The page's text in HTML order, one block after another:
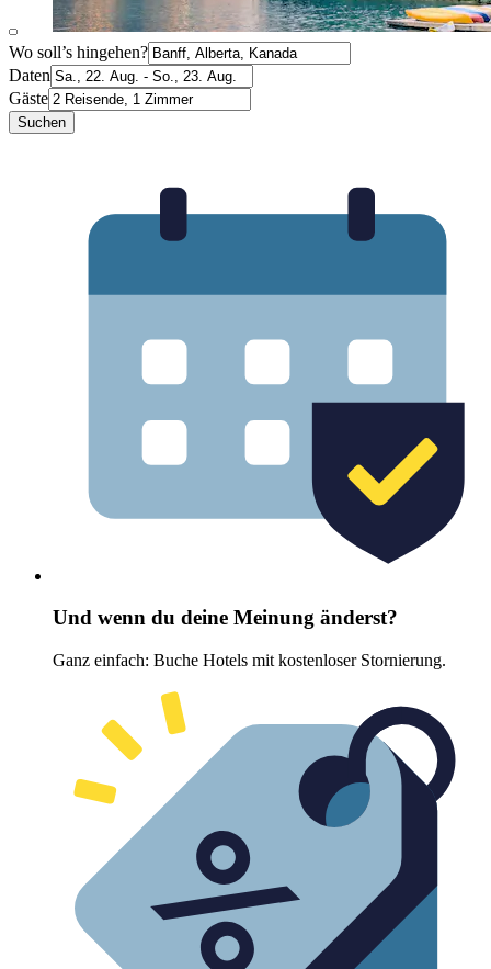
Wo soll’s hingehen?
Daten
Gäste
Suchen
Und wenn du deine Meinung änderst?
Ganz einfach: Buche Hotels mit kostenloser Stornierung.